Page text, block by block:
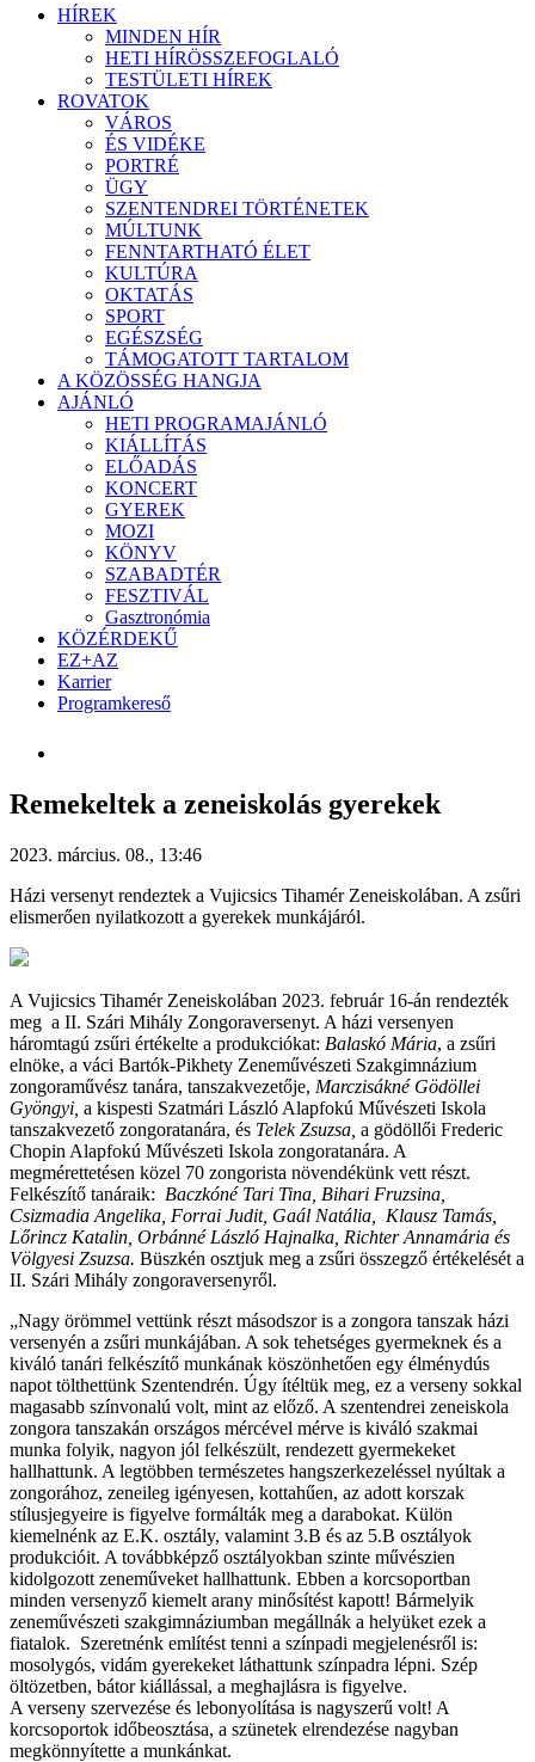
HÍREK
MINDEN HÍR
HETI HÍRÖSSZEFOGLALÓ
TESTÜLETI HÍREK
ROVATOK
VÁROS
ÉS VIDÉKE
PORTRÉ
ÜGY
SZENTENDREI TÖRTÉNETEK
MÚLTUNK
FENNTARTHATÓ ÉLET
KULTÚRA
OKTATÁS
SPORT
EGÉSZSÉG
TÁMOGATOTT TARTALOM
A KÖZÖSSÉG HANGJA
AJÁNLÓ
HETI PROGRAMAJÁNLÓ
KIÁLLÍTÁS
ELŐADÁS
KONCERT
GYEREK
MOZI
KÖNYV
SZABADTÉR
FESZTIVÁL
Gasztronómia
KÖZÉRDEKŰ
EZ+AZ
Karrier
Programkereső
Remekeltek a zeneiskolás gyerekek
2023. március. 08., 13:46
Házi versenyt rendeztek a Vujicsics Tihamér Zeneiskolában. A zsűri
elismerően nyilatkozott a gyerekek munkájáról.
A Vujicsics Tihamér Zeneiskolában 2023. február 16-án rendezték
meg a II. Szári Mihály Zongoraversenyt. A házi versenyen
háromtagú zsűri értékelte a produkciókat: Balaskó Mária, a zsűri
elnöke, a váci Bartók-Pikhety Zeneművészeti Szakgimnázium
zongoraművész tanára, tanszakvezetője, Marczisákné Gödöllei
Gyöngyi, a kispesti Szatmári László Alapfokú Művészeti Iskola
tanszakvezető zongoratanára, és Telek Zsuzsa, a gödöllői Frederic
Chopin Alapfokú Művészeti Iskola zongoratanára. A
megmérettetésen közel 70 zongorista növendékünk vett részt.
Felkészítő tanáraik: Baczkóné Tari Tina, Bihari Fruzsina,
Csizmadia Angelika, Forrai Judit, Gaál Natália, Klausz Tamás,
Lőrincz Katalin, Orbánné László Hajnalka, Richter Annamária és
Völgyesi Zsuzsa. Büszkén osztjuk meg a zsűri összegző értékelését a
II. Szári Mihály zongoraversenyről.
„Nagy örömmel vettünk részt másodszor is a zongora tanszak házi
versenyén a zsűri munkájában. A sok tehetséges gyermeknek és a
kiváló tanári felkészítő munkának köszönhetően egy élménydús
napot tölthettünk Szentendrén. Úgy ítéltük meg, ez a verseny sokkal
magasabb színvonalú volt, mint az előző. A szentendrei zeneiskola
zongora tanszakán országos mércével mérve is kiváló szakmai
munka folyik, nagyon jól felkészült, rendezett gyermekeket
hallhattunk. A legtöbben természetes hangszerkezeléssel nyúltak a
zongorához, zeneileg igényesen, kottahűen, az adott korszak
stílusjegyeire is figyelve formálták meg a darabokat. Külön
kiemelnénk az E.K. osztály, valamint 3.B és az 5.B osztályok
produkcióit. A továbbképző osztályokban szinte művészien
kidolgozott zeneműveket hallhattunk. Ebben a korcsoportban
minden versenyző kiemelt arany minősítést kapott! Bármelyik
zeneművészeti szakgimnáziumban megállnák a helyüket ezek a
fiatalok. Szeretnénk említést tenni a színpadi megjelenésről is:
mosolygós, vidám gyerekeket láthattunk színpadra lépni. Szép
öltözetben, bátor kiállással, a meghajlásra is figyelve.
A verseny szervezése és lebonyolítása is nagyszerű volt! A
korcsoportok időbeosztása, a szünetek elrendezése nagyban
megkönnyítette a munkánkat.